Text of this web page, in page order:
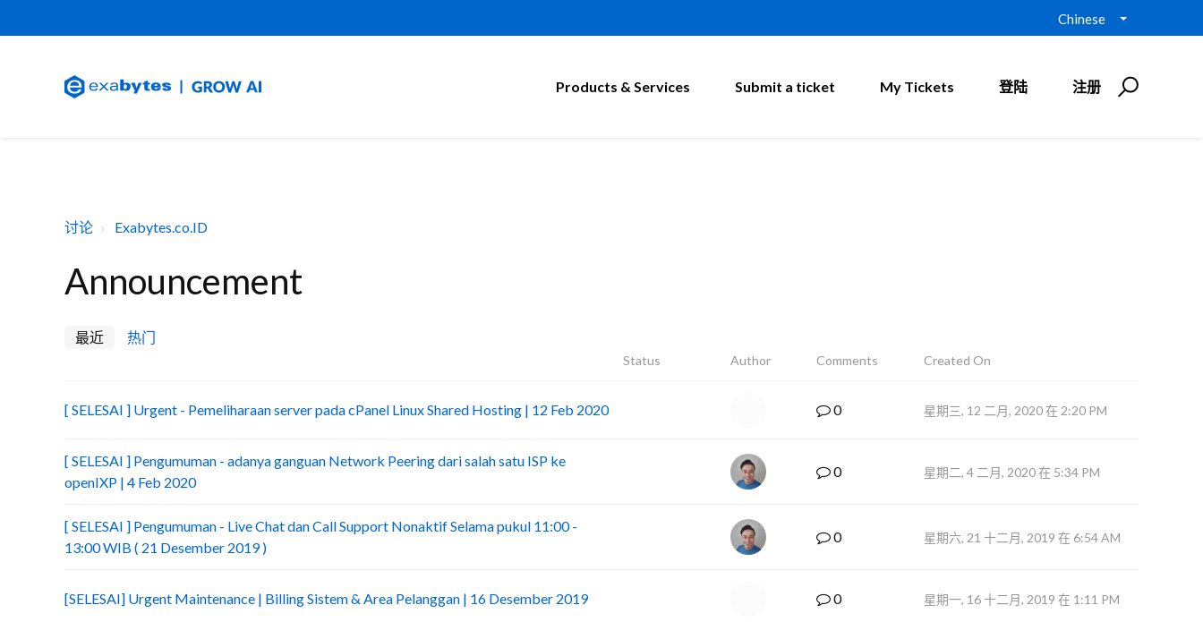
Chinese
Products & Services Submit a ticket My Tickets 登陆 注册
讨论 Exabytes.co.ID
Announcement
最近 热门
Status Author Comments Created On
[ SELESAI ] Urgent - Pemeliharaan server pada cPanel Linux Shared Hosting | 12 Feb 2020 0 星期三, 12 二月, 2020 在 2:20 PM
[ SELESAI ] Pengumuman - adanya ganguan Network Peering dari salah satu ISP ke
openIXP | 4 Feb 2020
0 星期二, 4 二月, 2020 在 5:34 PM
[ SELESAI ] Pengumuman - Live Chat dan Call Support Nonaktif Selama pukul 11:00 -
13:00 WIB ( 21 Desember 2019 )
0 星期六, 21 十二月, 2019 在 6:54 AM
[SELESAI] Urgent Maintenance | Billing Sistem & Area Pelanggan | 16 Desember 2019 0 星期一, 16 十二月, 2019 在 1:11 PM